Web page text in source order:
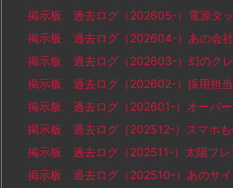
掲示板 過去ログ（202605-）電源タ
掲示板 過去ログ（202604-）あの会社
掲示板 過去ログ（202603-）幻のクレ
掲示板 過去ログ（202602-）採用担当
掲示板 過去ログ（202601-）オーバー
掲示板 過去ログ（202512-）スマホも
掲示板 過去ログ（202511-）太陽フレ
掲示板 過去ログ（202510-）あのサイ